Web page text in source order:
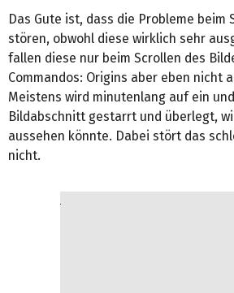
Das Gute ist, dass die Probleme beim
stören, obwohl diese wirklich sehr
fallen diese nur beim Scrollen des
Commandos: Origins aber eben nicht
Meistens wird minutenlang auf ein
Bildabschnitt gestarrt und überlegt,
aussehen könnte. Dabei stört das
nicht.